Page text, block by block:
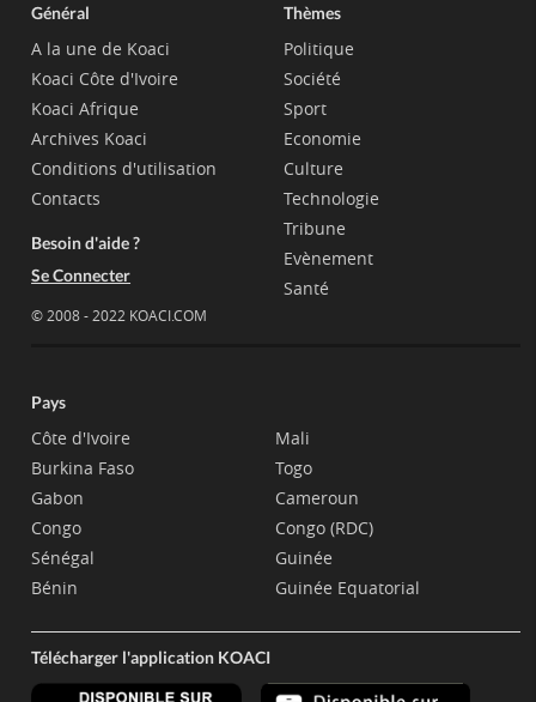
Général
A la une de Koaci
Koaci Côte d'Ivoire
Koaci Afrique
Archives Koaci
Conditions d'utilisation
Contacts
Besoin d'aide ?
Se Connecter
© 2008 - 2022 KOACI.COM
Thèmes
Politique
Société
Sport
Economie
Culture
Technologie
Tribune
Evènement
Santé
Pays
Côte d'Ivoire
Burkina Faso
Gabon
Congo
Sénégal
Bénin
Mali
Togo
Cameroun
Congo (RDC)
Guinée
Guinée Equatorial
Télécharger l'application KOACI